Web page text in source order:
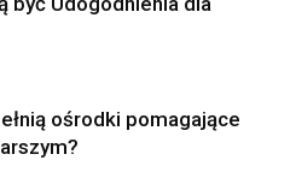
ośrodki pomagające